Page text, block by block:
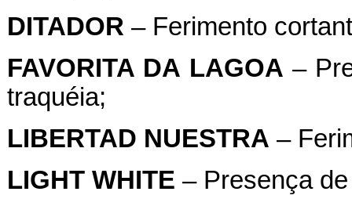
DITADOR – Ferimento
FAVORITA DA LAGOA –
traquéia;
LIBERTAD NUESTRA –
LIGHT WHITE – Presença